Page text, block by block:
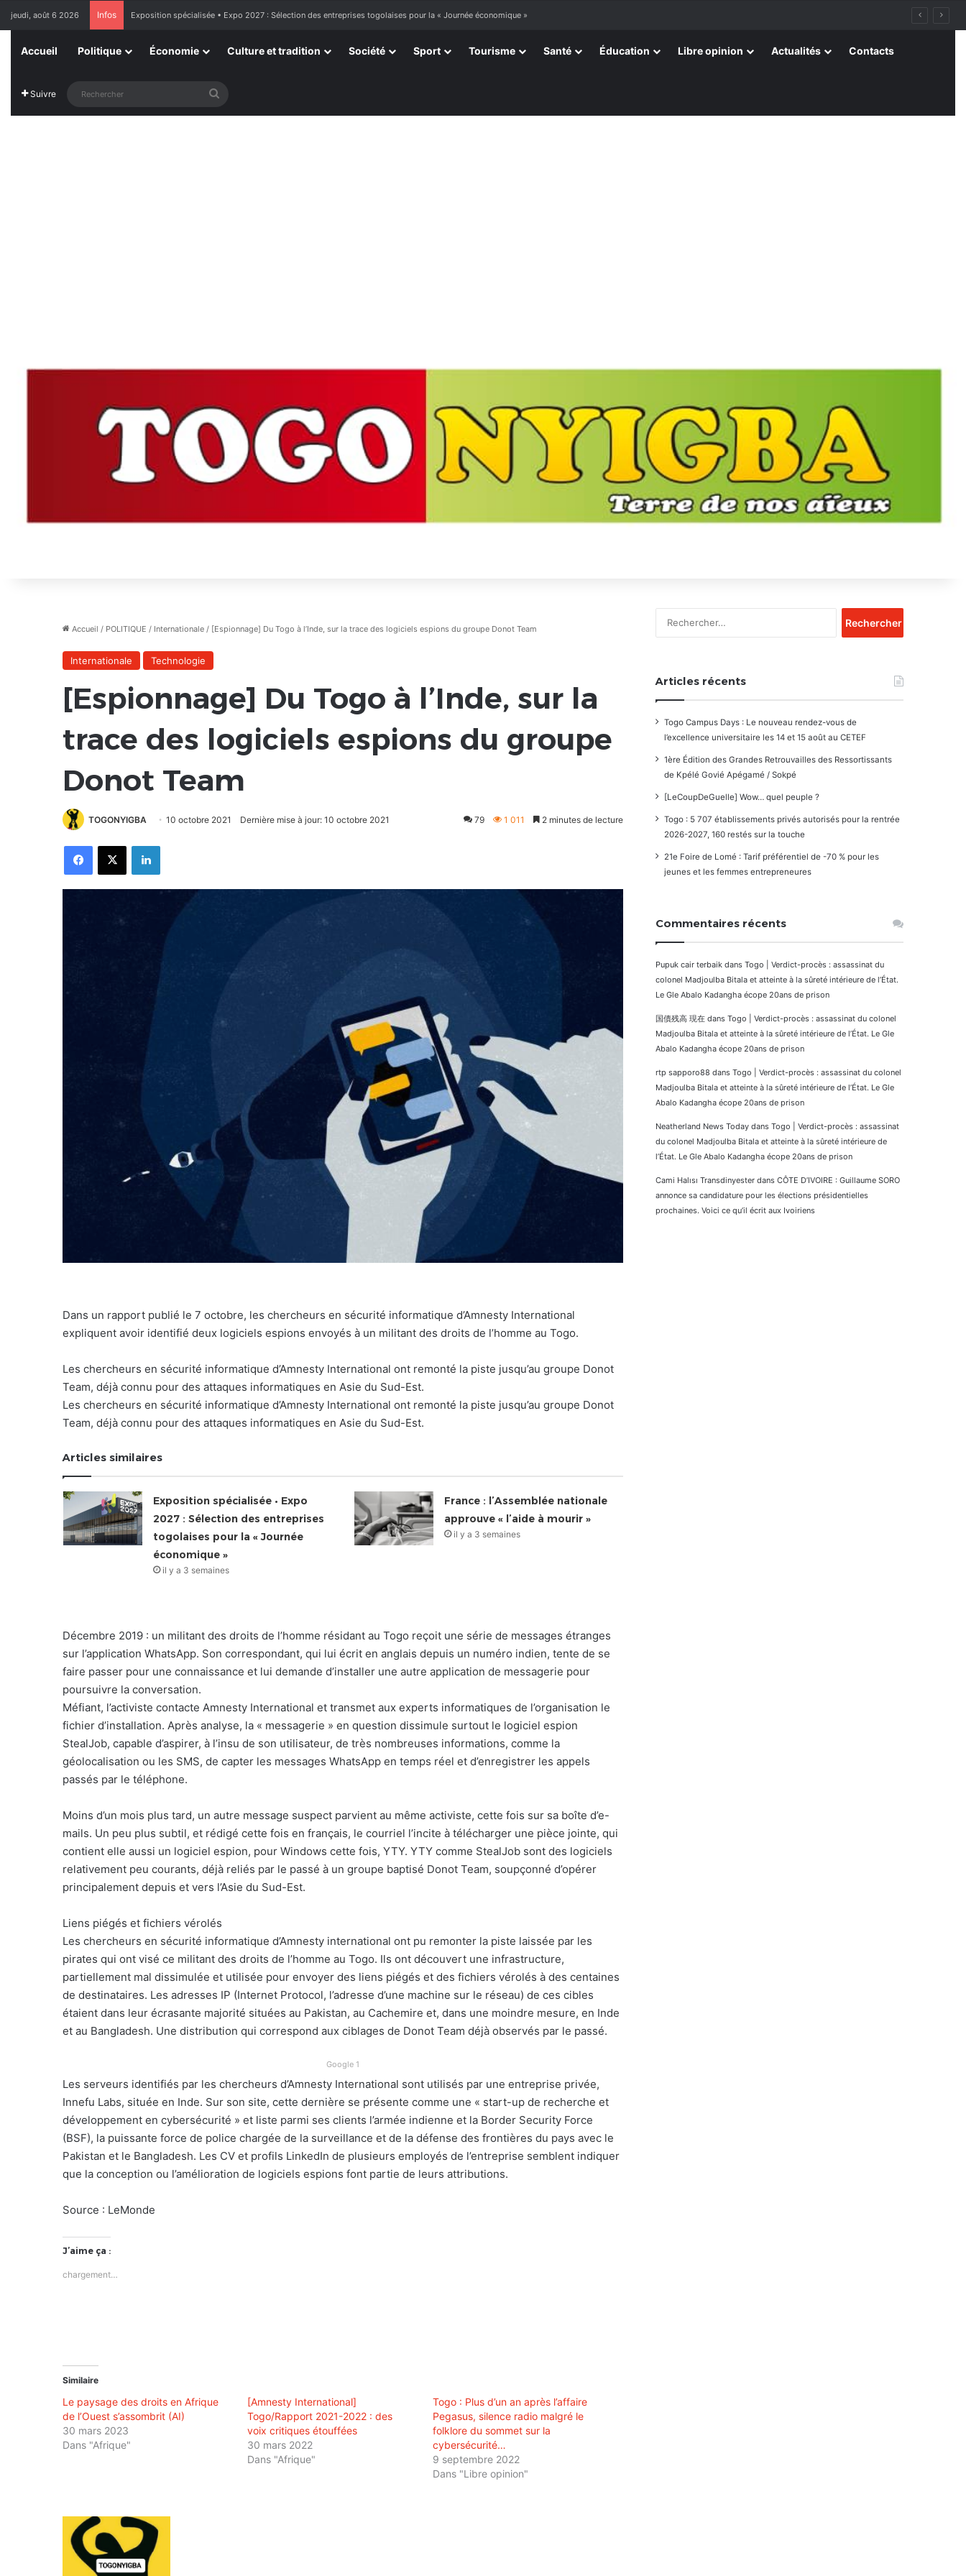
jeudi, août 6 2026 Infos France : l’Assemblée nationale approuve « l’aide à mourir »
Accueil Politique Économie Culture et tradition Société Sport Tourisme Santé Éducation Libre opinion Actualités Contacts
Suivre
Accueil / POLITIQUE / Internationale / [Espionnage] Du Togo à l’Inde, sur la trace des logiciels espions du groupe Donot Team
Internationale Technologie
[Espionnage] Du Togo à l’Inde, sur la
trace des logiciels espions du groupe
Donot Team
TOGONYIGBA 10 octobre 2021 Dernière mise à jour: 10 octobre 2021 79 1 011 2 minutes de lecture
FacebookX Linkedin
Dans un rapport publié le 7 octobre, les chercheurs en sécurité informatique d’Amnesty International
expliquent avoir identifié deux logiciels espions envoyés à un militant des droits de l’homme au Togo.
Les chercheurs en sécurité informatique d’Amnesty International ont remonté la piste jusqu’au groupe Donot
Team, déjà connu pour des attaques informatiques en Asie du Sud-Est.
Les chercheurs en sécurité informatique d’Amnesty International ont remonté la piste jusqu’au groupe Donot
Team, déjà connu pour des attaques informatiques en Asie du Sud-Est.
Articles similaires
Exposition spécialisée • Expo
2027 : Sélection des entreprises
togolaises pour la « Journée
économique »
il y a 3 semaines
France : l’Assemblée nationale
approuve « l’aide à mourir »
il y a 3 semaines
Décembre 2019 : un militant des droits de l’homme résidant au Togo reçoit une série de messages étranges
sur l’application WhatsApp. Son correspondant, qui lui écrit en anglais depuis un numéro indien, tente de se
faire passer pour une connaissance et lui demande d’installer une autre application de messagerie pour
poursuivre la conversation.
Méfiant, l’activiste contacte Amnesty International et transmet aux experts informatiques de l’organisation le
fichier d’installation. Après analyse, la « messagerie » en question dissimule surtout le logiciel espion
StealJob, capable d’aspirer, à l’insu de son utilisateur, de très nombreuses informations, comme la
géolocalisation ou les SMS, de capter les messages WhatsApp en temps réel et d’enregistrer les appels
passés par le téléphone.
Moins d’un mois plus tard, un autre message suspect parvient au même activiste, cette fois sur sa boîte d’e-
mails. Un peu plus subtil, et rédigé cette fois en français, le courriel l’incite à télécharger une pièce jointe, qui
contient elle aussi un logiciel espion, pour Windows cette fois, YTY. YTY comme StealJob sont des logiciels
relativement peu courants, déjà reliés par le passé à un groupe baptisé Donot Team, soupçonné d’opérer
principalement depuis et vers l’Asie du Sud-Est.
Liens piégés et fichiers vérolés
Les chercheurs en sécurité informatique d’Amnesty international ont pu remonter la piste laissée par les
pirates qui ont visé ce militant des droits de l’homme au Togo. Ils ont découvert une infrastructure,
partiellement mal dissimulée et utilisée pour envoyer des liens piégés et des fichiers vérolés à des centaines
de destinataires. Les adresses IP (Internet Protocol, l’adresse d’une machine sur le réseau) de ces cibles
étaient dans leur écrasante majorité situées au Pakistan, au Cachemire et, dans une moindre mesure, en Inde
et au Bangladesh. Une distribution qui correspond aux ciblages de Donot Team déjà observés par le passé.
Google 1
Les serveurs identifiés par les chercheurs d’Amnesty International sont utilisés par une entreprise privée,
Innefu Labs, située en Inde. Sur son site, cette dernière se présente comme une « start-up de recherche et
développement en cybersécurité » et liste parmi ses clients l’armée indienne et la Border Security Force
(BSF), la puissante force de police chargée de la surveillance et de la défense des frontières du pays avec le
Pakistan et le Bangladesh. Les CV et profils LinkedIn de plusieurs employés de l’entreprise semblent indiquer
que la conception ou l’amélioration de logiciels espions font partie de leurs attributions.
Source : LeMonde
J’aime ça :
chargement…
Similaire
Le paysage des droits en Afrique
de l’Ouest s’assombrit (AI)
30 mars 2023
Dans "Afrique"
[Amnesty International]
Togo/Rapport 2021-2022 : des
voix critiques étouffées
30 mars 2022
Dans "Afrique"
Togo : Plus d’un an après l’affaire
Pegasus, silence radio malgré le
folklore du sommet sur la
cybersécurité…
9 septembre 2022
Dans "Libre opinion"
Articles récents
Togo Campus Days : Le nouveau rendez-vous de
l’excellence universitaire les 14 et 15 août au CETEF
1ère Édition des Grandes Retrouvailles des Ressortissants
de Kpélé Govié Apégamé / Sokpé
[LeCoupDeGuelle] Wow… quel peuple ?
Togo : 5 707 établissements privés autorisés pour la rentrée
2026-2027, 160 restés sur la touche
21e Foire de Lomé : Tarif préférentiel de -70 % pour les
jeunes et les femmes entrepreneures
Commentaires récents
Pupuk cair terbaik dans Togo | Verdict-procès : assassinat du
colonel Madjoulba Bitala et atteinte à la sûreté intérieure de l’État.
Le Gle Abalo Kadangha écope 20ans de prison
国債残高 現在 dans Togo | Verdict-procès : assassinat du colonel
Madjoulba Bitala et atteinte à la sûreté intérieure de l’État. Le Gle
Abalo Kadangha écope 20ans de prison
rtp sapporo88 dans Togo | Verdict-procès : assassinat du colonel
Madjoulba Bitala et atteinte à la sûreté intérieure de l’État. Le Gle
Abalo Kadangha écope 20ans de prison
Neatherland News Today dans Togo | Verdict-procès : assassinat
du colonel Madjoulba Bitala et atteinte à la sûreté intérieure de
l’État. Le Gle Abalo Kadangha écope 20ans de prison
Cami Halısı Transdinyester dans CÔTE D’IVOIRE : Guillaume SORO
annonce sa candidature pour les élections présidentielles
prochaines. Voici ce qu’il écrit aux Ivoiriens